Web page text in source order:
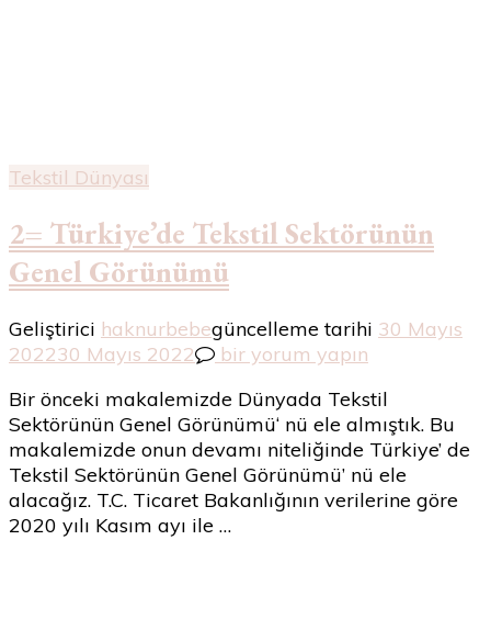
Tekstil Dünyası
2= Türkiye’de Tekstil Sektörünün
Genel Görünümü
Geliştirici haknurbebegüncelleme tarihi 30 Mayıs
202230 Mayıs 2022
2=
Tekstil
Sektörünün
Genel
Görünümü
için
bir yorum yapın
Bir önceki makalemizde Dünyada Tekstil
Sektörünün Genel Görünümü‘ nü ele almıştık. Bu
makalemizde onun devamı niteliğinde Türkiye’ de
Tekstil Sektörünün Genel Görünümü’ nü ele
alacağız. T.C. Ticaret Bakanlığının verilerine göre
2020 yılı Kasım ayı ile …